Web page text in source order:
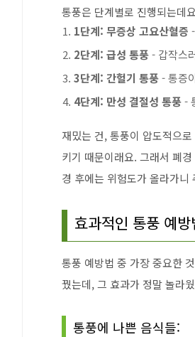
통풍은 단계별로 진행되는데
1단계: 무증상 고요산혈증
2단계: 급성 통풍- 갑작스
3단계: 간헐기 통풍- 통증
4단계: 만성 결절성 통풍-
재밌는 건, 통풍이 압도적으
키기 때문이래요. 그래서 폐
경 후에는 위험도가 올라가니
효과적인 통풍 예
통풍 예방법 중 가장 중요한
꿨는데, 그 효과가 정말 놀라
통풍에 나쁜 음식들: